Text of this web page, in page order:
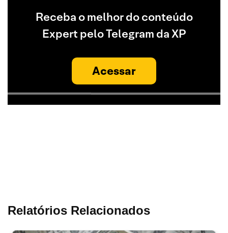
Receba o melhor do conteúdo
Expert pelo Telegram da XP
Acessar
Relatórios Relacionados